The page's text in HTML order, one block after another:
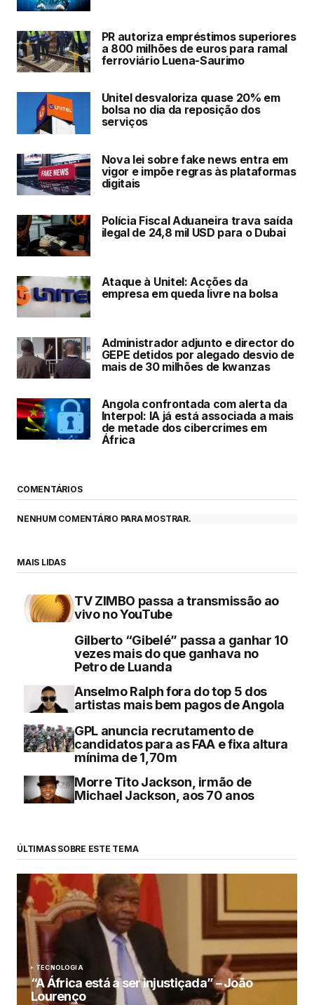
PR autoriza empréstimos superiores
a 800 milhões de euros para ramal
ferroviário Luena-Saurimo
Unitel desvaloriza quase 20% em
bolsa no dia da reposição dos
serviços
Nova lei sobre fake news entra em
vigor e impõe regras às plataformas
digitais
Polícia Fiscal Aduaneira trava saída
ilegal de 24,8 mil USD para o Dubai
Ataque à Unitel: Acções da
empresa em queda livre na bolsa
Administrador adjunto e director do
GEPE detidos por alegado desvio de
mais de 30 milhões de kwanzas
Angola confrontada com alerta da
Interpol: IA já está associada a mais
de metade dos cibercrimes em
África
COMENTÁRIOS
NENHUM COMENTÁRIO PARA MOSTRAR.
MAIS LIDAS
TV ZIMBO passa a transmissão ao
vivo no YouTube
Gilberto “Gibelé” passa a ganhar 10
vezes mais do que ganhava no
Petro de Luanda
Anselmo Ralph fora do top 5 dos
artistas mais bem pagos de Angola
GPL anuncia recrutamento de
candidatos para as FAA e fixa altura
mínima de 1,70m
Morre Tito Jackson, irmão de
Michael Jackson, aos 70 anos
ÚLTIMAS SOBRE ESTE TEMA
TECNOLOGIA
“A África está a ser injustiçada” – João
Lourenço